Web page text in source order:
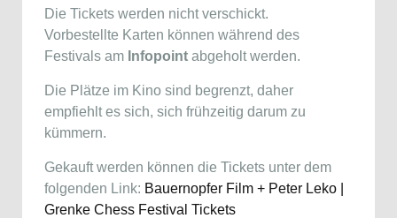
Die Tickets werden nicht verschickt.
Vorbestellte Karten können während des
Festivals am Infopoint abgeholt werden.
Die Plätze im Kino sind begrenzt, daher
empfiehlt es sich, sich frühzeitig darum zu
kümmern.
Gekauft werden können die Tickets unter dem
folgenden Link: Bauernopfer Film + Peter Leko |
Grenke Chess Festival Tickets